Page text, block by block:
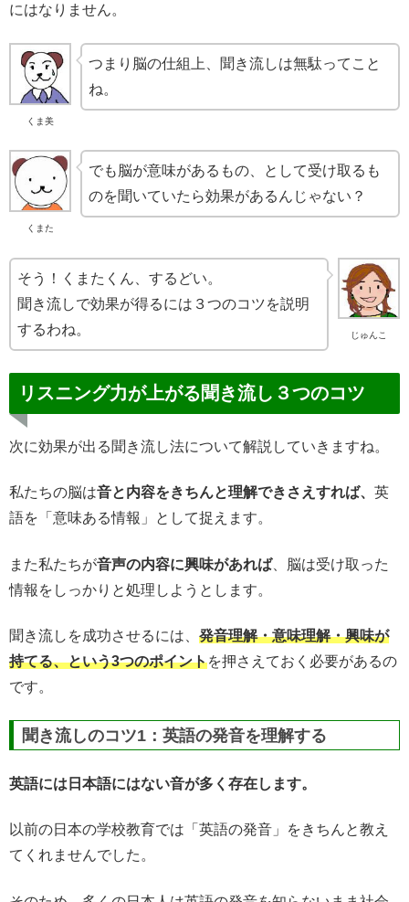
にはなりません。
くま美
つまり脳の仕組上、聞き流しは無駄ってこと
ね。
くまた
でも脳が意味があるもの、として受け取るも
のを聞いていたら効果があるんじゃない？
じゅんこ
そう！くまたくん、するどい。
聞き流しで効果が得るには３つのコツを説明
するわね。
リスニング力が上がる聞き流し３つのコツ
次に効果が出る聞き流し法について解説していきますね。
私たちの脳は音と内容をきちんと理解できさえすれば、 英
語を「意味ある情報」として捉えます。
また私たちが音声の内容に興味があれば、脳は受け取った
情報をしっかりと処理しようとします。
聞き流しを成功させるには、 発音理解・意味理解・興味が
持てる、という3つのポイントを押さえておく必要があるの
です。
聞き流しのコツ1：英語の発音を理解する
英語には日本語にはない音が多く存在します。
以前の日本の学校教育では「英語の発音」をきちんと教え
てくれませんでした。